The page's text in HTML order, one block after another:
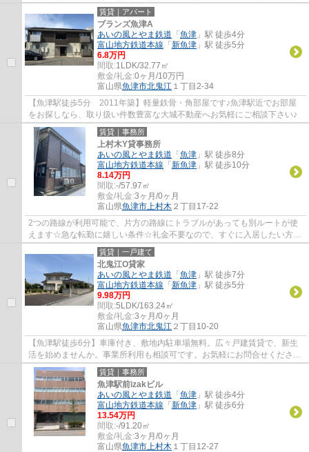
いエアコン付きです。魚津市で新生活を始める...
賃貸｜アパート
ブランズ魚津A
あいの風とやま鉄道 「 魚津 」駅 徒歩4分
富山地方鉄道本線 「 新魚津 」駅 徒歩5分
6.8万円
間取:1LDK/32.77㎡
敷金/礼金:0ヶ月/10万円
富山県魚津市北鬼江 １丁目2-34
【魚津駅徒歩5分 2011年築】軽量鉄骨・角部屋です♪魚津駅近でお部屋
をお探しなら、取り扱い件数豊富な大城不動産へお気軽にご相談下さい♪
賃貸｜事務所
上村木Y貸事務所
あいの風とやま鉄道 「 魚津 」駅 徒歩8分
富山地方鉄道本線 「 新魚津 」駅 徒歩10分
8.14万円
間取:-/57.97㎡
敷金/礼金:3ヶ月/0ヶ月
富山県魚津市上村木 ２丁目17-22
2つの路線が利用可能で、片方の路線にトラブルがあっても別ルートが使
えます☆急な転勤に嬉しい条件☆礼金不要なので、すぐに入居したい方は
こちらへどうぞ☆賃料10万円以下をご希望のお...
賃貸｜一戸建て
北鬼江O貸家
あいの風とやま鉄道 「 魚津 」駅 徒歩7分
富山地方鉄道本線 「 新魚津 」駅 徒歩5分
9.98万円
間取:5LDK/163.24㎡
敷金/礼金:3ヶ月/0ヶ月
富山県魚津市北鬼江 ２丁目10-20
【魚津駅徒歩6分】車庫付き、敷地内駐車場無料。広々戸建賃貸で、新生
活を始めませんか。事業所利用も相談可です。お気軽にお問合せくださ
い！
賃貸｜事務所
魚津駅前izakビル
あいの風とやま鉄道 「 魚津 」駅 徒歩4分
富山地方鉄道本線 「 新魚津 」駅 徒歩6分
13.54万円
間取:-/91.20㎡
敷金/礼金:3ヶ月/0ヶ月
富山県魚津市上村木 １丁目12-27